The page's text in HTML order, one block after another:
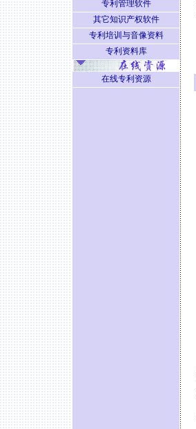
专利管理软件
其它知识产权软件
专利培训与音像资料
专利资料库
在线专利资源